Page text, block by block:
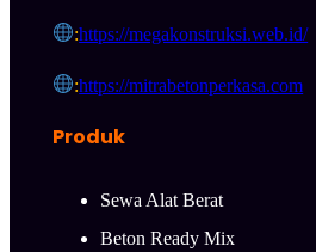
:https://megakonstruksi.web.id/
:https://mitrabetonperkasa.com
Produk
Sewa Alat Berat
Beton Ready Mix